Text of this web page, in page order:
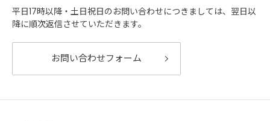
平日17時以降・土日祝日のお問い合わせにつきましては、翌日以
降に順次返信させていただきます。
お問い合わせフォーム